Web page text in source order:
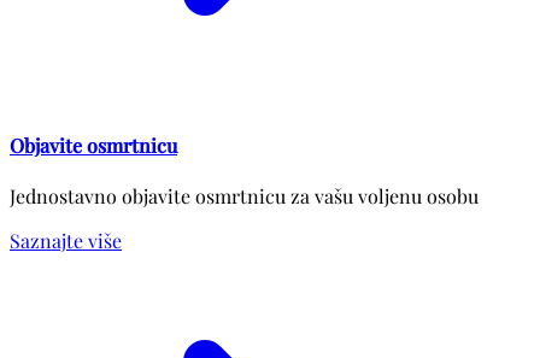
Objavite osmrtnicu
Jednostavno objavite osmrtnicu za vašu voljenu osobu
Saznajte više